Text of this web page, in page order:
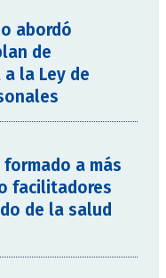
abordó
de
la Ley de
formado a más
facilitadores
de la salud